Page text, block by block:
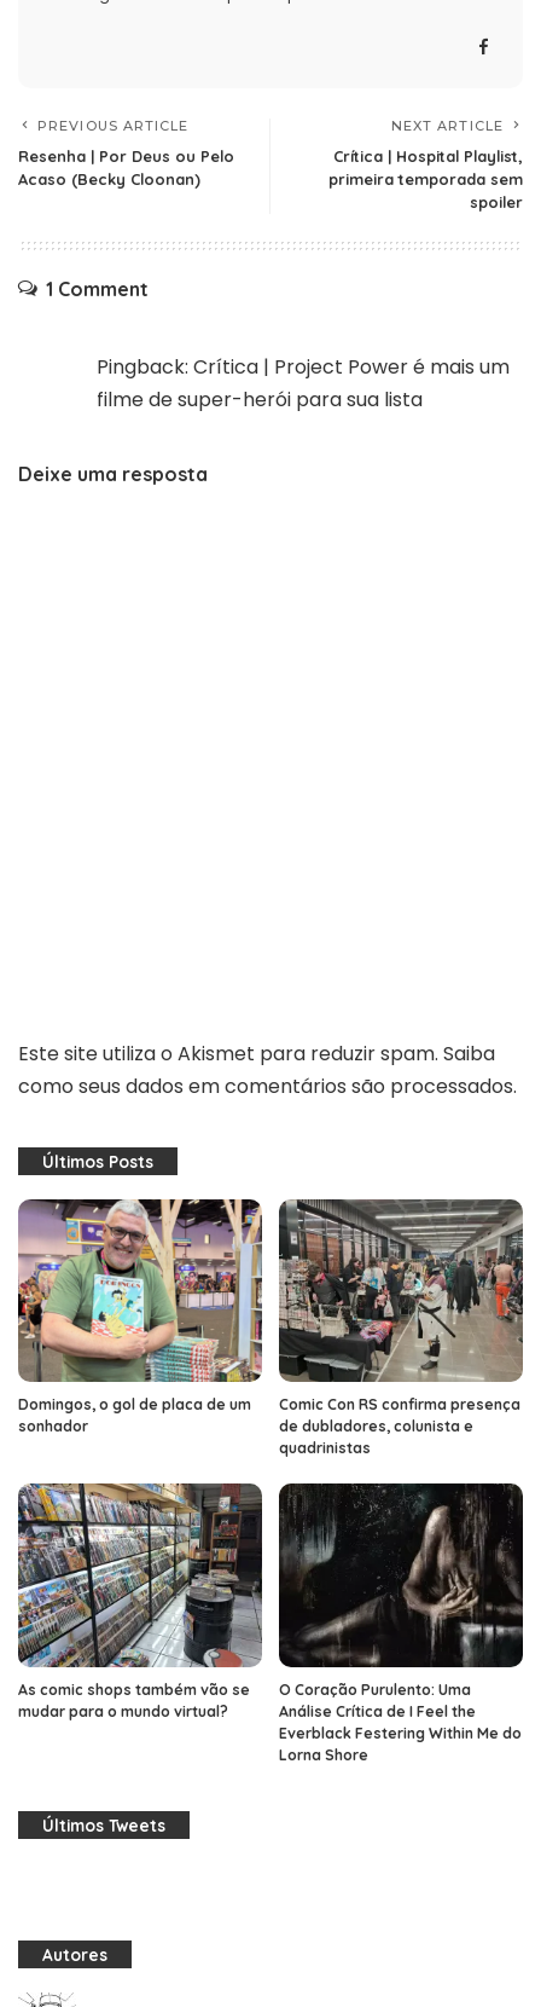
PREVIOUS ARTICLE
Resenha | Por Deus ou Pelo
Acaso (Becky Cloonan)
NEXT ARTICLE
Crítica | Hospital Playlist,
primeira temporada sem
spoiler
1 Comment
Pingback: Crítica | Project Power é mais um
filme de super-herói para sua lista
Deixe uma resposta
Este site utiliza o Akismet para reduzir spam. Saiba
como seus dados em comentários são processados.
Últimos Posts
Domingos, o gol de placa de um
sonhador
Comic Con RS confirma presença
de dubladores, colunista e
quadrinistas
As comic shops também vão se
mudar para o mundo virtual?
O Coração Purulento: Uma
Análise Crítica de I Feel the
Everblack Festering Within Me do
Lorna Shore
Últimos Tweets
Autores